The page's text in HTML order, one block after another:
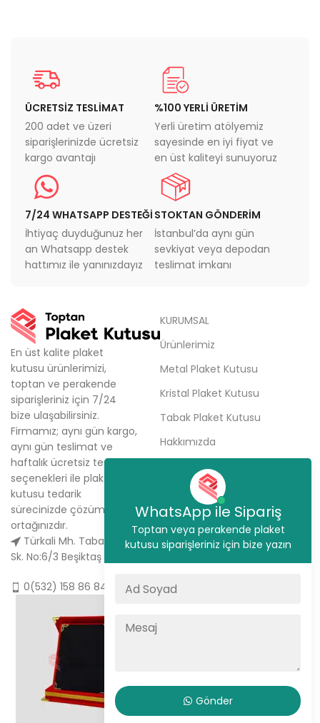
ÜCRETSİZ TESLİMAT
200 adet ve üzeri
siparişlerinizde ücretsiz
kargo avantajı
%100 YERLİ ÜRETİM
Yerli üretim atölyemiz
sayesinde en iyi fiyat ve
en üst kaliteyi sunuyoruz
7/24 WHATSAPP DESTEĞİ
İhtiyaç duyduğunuz her
an Whatsapp destek
hattımız ile yanınızdayız
STOKTAN GÖNDERİM
İstanbul’da aynı gün
sevkiyat veya depodan
teslimat imkanı
En üst kalite plaket
kutusu ürünlerimizi,
toptan ve perakende
siparişleriniz için 7/24
bize ulaşabilirsiniz.
Firmamız; aynı gün kargo,
aynı gün teslimat ve
haftalık ücretsiz teslimat
seçenekleri ile plaket
kutusu tedarik
sürecinizde çözüm
ortağınızdır.
Türkali Mh. Tabakçı Hüseyin
Sk. No:6/3 Beşiktaş / İstanbul
0(532) 158 86 84
KURUMSAL
Ürünlerimiz
Metal Plaket Kutusu
Kristal Plaket Kutusu
Tabak Plaket Kutusu
Hakkımızda
Sipariş Ver
İletişim
WhatsApp ile Sipariş
Toptan veya perakende plaket
kutusu siparişleriniz için bize yazın
Gönder